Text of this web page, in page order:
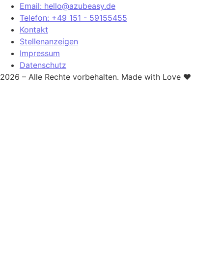
Email: hello@azubeasy.de
Telefon: +49 151 - 59155455
Kontakt
Stellenanzeigen
Impressum
Datenschutz
2026 – Alle Rechte vorbehalten. Made with Love ❤️